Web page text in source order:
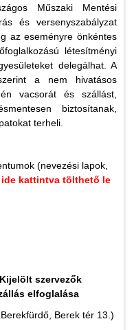
Műszaki Mentési
és versenyszabályzat
az eseményre önkéntes
létesítményi
delegálhat. A
a nem hivatásos
vacsorát és szállást,
biztosítanak,
terheli.
(nevezési lapok,
ide kattintva tölthető le
szervezők
elfoglalása
Berek tér 13.)